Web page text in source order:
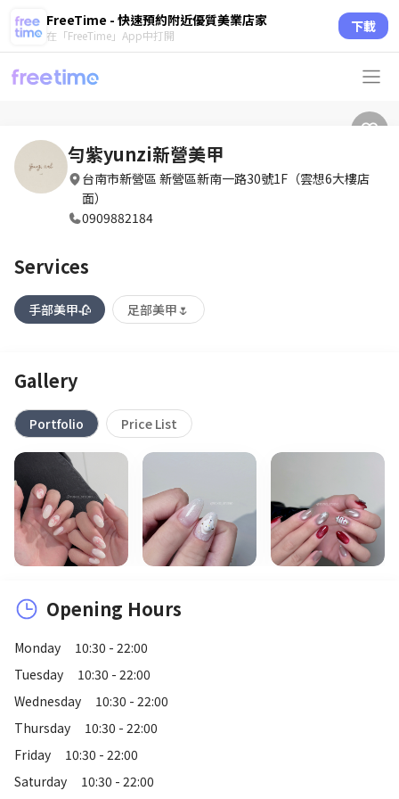
FreeTime - 快速預約附近優質美業店家
在「FreeTime」App中打開 下載
勻紫yunzi新營美甲
台南市新營區 新營區新南一路30號1F（雲想6大樓店
面）
0909882184
Services
手部美甲🥀 足部美甲🌷
Gallery
Portfolio Price List
Opening Hours
Monday
10:30 - 22:00
Tuesday
10:30 - 22:00
Wednesday
10:30 - 22:00
Thursday
10:30 - 22:00
Friday
10:30 - 22:00
Saturday
10:30 - 22:00